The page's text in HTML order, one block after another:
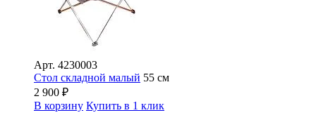
Арт. 4230003
Стол складной малый 55 см
2 900 ₽
В корзину Купить в 1 клик